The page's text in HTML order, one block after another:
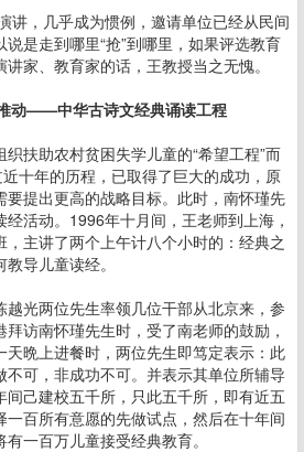
讲，几乎成为惯例，邀请单位已经从民间
是走到哪里“抢”到哪里，如果评选教育
家、教育家的话，王教授当之无愧。
动——中华古诗文经典诵读工程
扶助农村贫困失学儿童的“希望工程”而
十年的历程，已取得了巨大的成功，原
提出更高的战略目标。此时，南怀瑾先
活动。1996年十月间，王老师到上海，
主讲了两个上午计八个小时的：经典之
导儿童读经。
越光两位先生率领几位干部从北京来，参
访南怀瑾先生时，受了南老师的鼓励，
晩上进餐时，两位先生即笃定表示：此
可，非成功不可。并表示其单位所辅导
间己建校五千所，只此五千所，即有近五
百所有意愿的先做试点，然后在十年间
一百万儿童接受经典教育。